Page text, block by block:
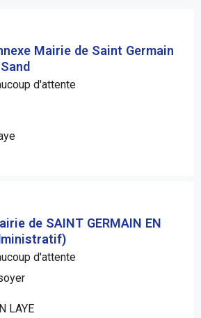
Mairie de Saint Germain
d'attente
de SAINT GERMAIN EN
d'attente
LAYE